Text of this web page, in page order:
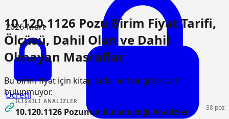
2026-Mart
Ücretli
10.120.1126 Pozu Birim Fiyat Tarifi,
Ölçüsü, Dahil Olan ve Dahil
Olmayan Masraflar
Bu birim fiyat için kitaplarda herhangi bir tarif
bulunmuyor.
İLIŞKILI ANALIZLER
10.120.1126 Pozunun Kullanıldığı Analizler 38 poz